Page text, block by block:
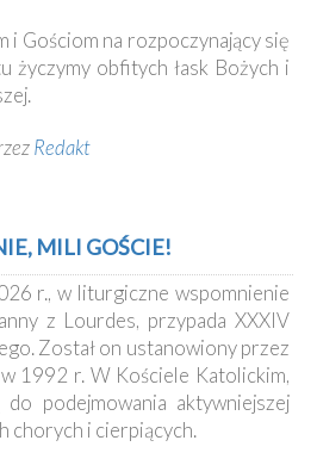
i Gościom na rozpoczynający się
życzymy obfitych łask Bożych i
Redakt
MILI GOŚCIE!
r., w liturgiczne wspomnienie
z Lourdes, przypada XXXIV
Został on ustanowiony przez
w 1992 r. W Kościele Katolickim,
podejmowania aktywniejszej
chorych i cierpiących.